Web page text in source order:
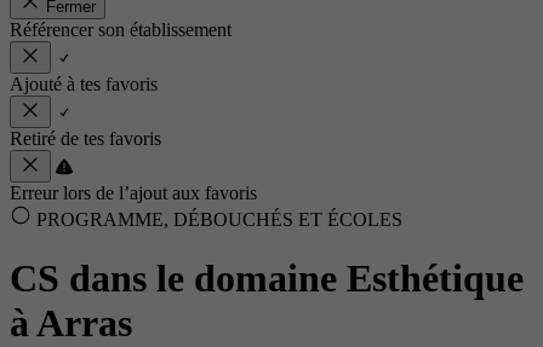
Fermer
Référencer son établissement
Ajouté à tes favoris
Retiré de tes favoris
Erreur lors de l’ajout aux favoris
PROGRAMME, DÉBOUCHÉS ET ÉCOLES
CS dans le domaine Esthétique
à Arras